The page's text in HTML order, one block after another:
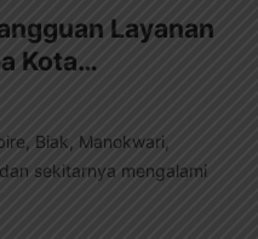
Layanan
Kota…
Biak, Manokwari,
sekitarnya mengalami